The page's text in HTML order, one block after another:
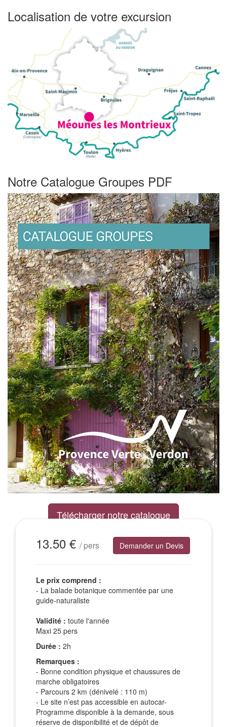
Localisation de votre excursion
Notre Catalogue Groupes PDF
Télécharger notre catalogue
13.50 € / pers Demander un Devis
Le prix comprend :
- La balade botanique commentée par une
guide-naturaliste
Validité : toute l'année
Maxi 25 pers
Durée : 2h
Remarques :
- Bonne condition physique et chaussures de
marche obligatoires
- Parcours 2 km (dénivelé : 110 m)
- Le site n’est pas accessible en autocar-
Programme disponible à la demande, sous
réserve de disponibilité et de dépôt de